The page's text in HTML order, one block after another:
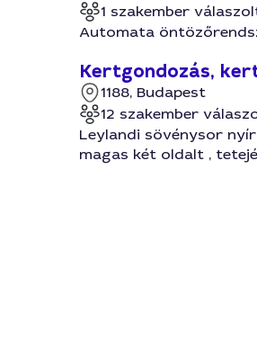
1 szakember
Automata
Kertgondozás,
1188, Budapest
12 szakember
Leylandi sövénysor
magas két oldalt ,